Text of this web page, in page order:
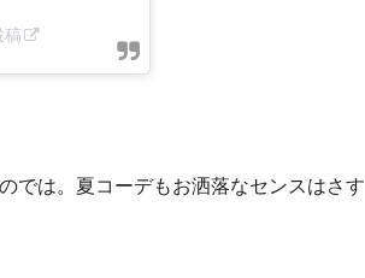
稿
では。夏コーデもお洒落なセンスはさす